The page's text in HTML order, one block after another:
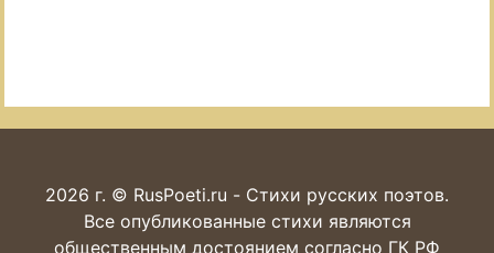
2026 г. © RusPoeti.ru - Стихи русских поэтов.
Все опубликованные стихи являются
общественным достоянием согласно ГК РФ